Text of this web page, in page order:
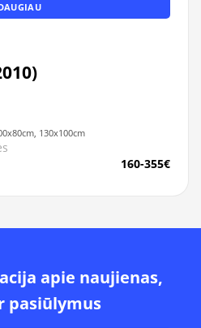
130x100cm
160-355€
apie naujienas,
pasiūlymus